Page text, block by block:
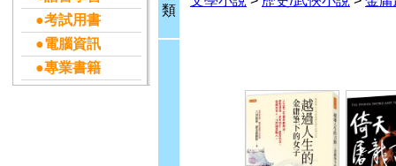
●考試用書
●電腦資訊
●專業書籍
類